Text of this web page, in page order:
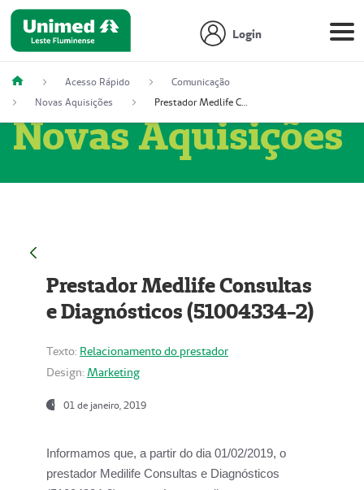
Login
Acesso Rápido
Comunicação
Novas Aquisições
Prestador Medlife Consultas e Diagnósticos (51004334-2)
Novas Aquisições
Prestador Medlife Consultas
e Diagnósticos (51004334-2)
Texto: Relacionamento do prestador
Design: Marketing
01 de janeiro, 2019
Informamos que, a partir do dia 01/02/2019, o
prestador Medilife Consultas e Diagnósticos